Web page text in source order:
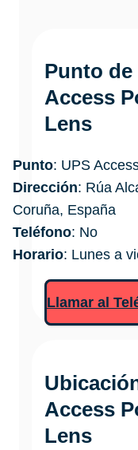
Punto de
Access
Lens
Punto: UPS
Dirección: Rúa
Coruña, España
Teléfono: No
Horario: Lunes a
Llamar al
Access
Lens